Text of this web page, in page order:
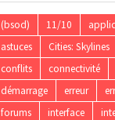
(bsod) 11/10
astuces
Cities: Skylines
conflits
connectivité
démarrage
erreur
forums
interface